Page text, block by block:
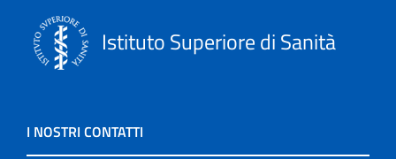
Istituto Superiore di Sanità
I NOSTRI CONTATTI